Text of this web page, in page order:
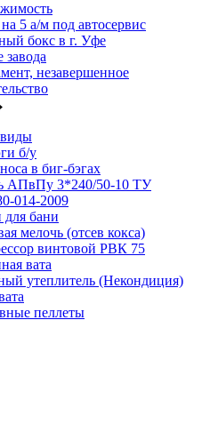
5 а/м под автосервис
бокс в г. Уфе
завода
незавершенное
б/у
в биг-бэгах
АПвПу 3*240/50-10 ТУ
014-2009
бани
мелочь (отсев кокса)
винтовой РВК 75
вата
утеплитель (Некондиция)
пеллеты